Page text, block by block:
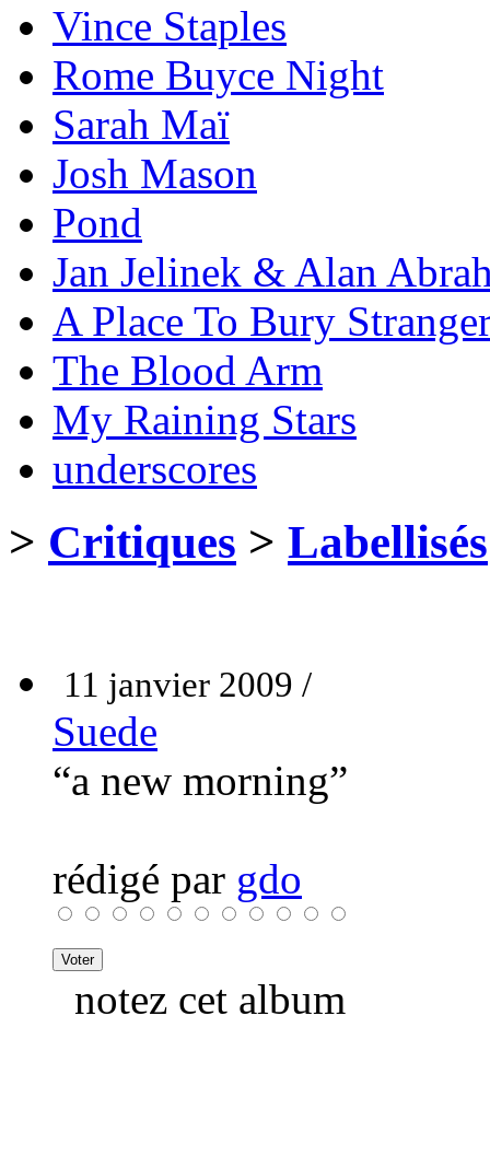
Vince Staples
Rome Buyce Night
Sarah Maï
Josh Mason
Pond
Jan Jelinek & Alan
A Place To Bury
The Blood Arm
My Raining Stars
underscores
> Critiques > Labellisés
11 janvier 2009 /
Suede
“a new morning”
rédigé par gdo
notez cet album